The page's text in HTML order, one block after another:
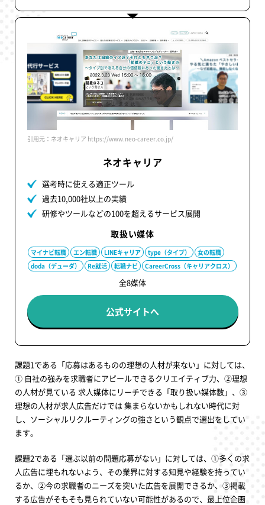
引用元：ネオキャリア https://www.neo-career.co.jp/
ネオキャリア
選考時に使える適正ツール
過去10,000社以上の実績
研修やツールなどの100を超えるサービス展開
取扱い媒体
マイナビ転職 エン転職 LINEキャリア type（タイプ）
女の転職
doda（デューダ）
Re就活 転職ナビ CareerCross（キャリアクロス）
全8媒体
公式サイトへ
課題1である「応募はあるものの理想の人材が来ない」に対しては、
① 自社の強みを求職者にアピールできるクリエイティブ力、②理想
の人材が見ている 求人媒体にリーチできる「取り扱い媒体数」、③
理想の人材が求人広告だけでは 集まらないかもしれない時代に対
し、ソーシャルリクルーティングの強さという観点で選出をしてい
ます。
課題2である「選ぶ以前の問題応募がない」に対しては、①多くの求
人広告に埋もれないよう、その業界に対する知見や経験を持ってい
るか、②今の求職者のニーズを突いた広告を展開できるか、③掲載
する広告がそもそも見られていない可能性があるので、最上位企画